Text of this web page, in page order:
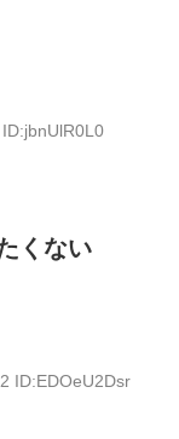
くない
ID:EDOeU2Dsr